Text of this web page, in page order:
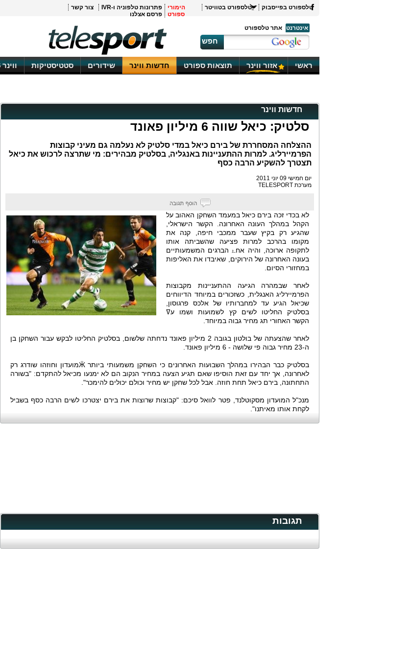
טלספורט בפייסבוק טלספורט בטוויטר
הימורי
ספורט
פתרונות טלפוניה ו-IVR
צור קשר
פרסם אצלנו
אינטרנט
אתר טלספורט
חפש
ראשי אזור ווינר תוצאות ספורט חדשות ווינר שידורים סטטיסטיקות ווינר 16
חדשות ווינר
סלטיק: כיאל שווה 6 מיליון פאונד
ההצלחה המסחררת של בירם כיאל במדי סלטיק לא נעלמה גם מעיני קבוצות
הפרמיירליג. למרות ההתעניינות באנגליה, בסלטיק מבהירים: מי שתרצה לרכוש את כיאל
תצטרך להשקיע הרבה כסף
יום חמישי 09 יוני 2011
מערכת TELESPORT
לא בכדי זכה בירם כיאל במעמד השחקן האהוב על
הקהל במהלך העונה האחרונה. הקשר הישראלי,
שהגיע רק בקיץ שעבר ממכבי חיפה, קנה את
מקומו בהרכב למרות פציעה שהשביתה אותו
לתקופה ארוכה, והיה אחۓ הברגים המשמעותיים
בעונה האחרונה של הירוקים, שאיבדו את האליפות
במחזורי הסיום.
לאחר שבמהרה הגיעה ההתעניינות מקבוצות
הפרמיירליג האנגלית, כשזכורים במיוחד הדיווחים
שכיאל הגיע עד למחברותיו של אלכס פרגוסון,
בסלטיק החליטו לשים קץ לשמועות ושמו עߜ
הקשר האחורי תג מחיר גבוה במיוחד.
לאחר שהצעתה של בולטון בגובה 2 מיליון פאונד נדחתה שלשום, בסלטיק החליטו לבקש עבור השחקן בן
ה-23 מחיר גבוה פי שלושה - 6 מיליון פאונד.
בסלטיק כבר הבהירו במהלך השבועות האחרונים כי השחקן משמעותי ביותר Ӝמועדון וחוזהו שודרג רק
לאחרונה, אך יחד עם זאת הוסיפו שאם תגיע הצעה במחיר הנקוב הם לא ימנעו מכיאל להתקדם: "בשורה
התחתונה, בירם כיאל תחת חוזה. אבל לכל שחקן יש מחיר וכולם יכולים להימכר".
מנכ"ל המועדון מסקוטלנד, פטר לוואל סיכם: "קבוצות שרוצות את בירם יצטרכו לשים הרבה כסף בשביל
לקחת אותו מאיתנו".
תגובות